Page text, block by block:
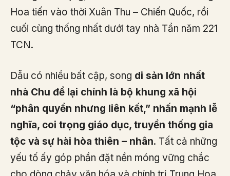
Hoa tiến vào thời Xuân Thu – Chiến Quốc, rồi
cuối cùng thống nhất dưới tay nhà Tần năm 221
TCN.
Dẫu có nhiều bất cập, song di sản lớn nhất
nhà Chu để lại chính là bộ khung xã hội
“phân quyền nhưng liên kết,” nhấn mạnh lễ
nghĩa, coi trọng giáo dục, truyền thống gia
tộc và sự hài hòa thiên – nhân. Tất cả những
yếu tố ấy góp phần đặt nền móng vững chắc